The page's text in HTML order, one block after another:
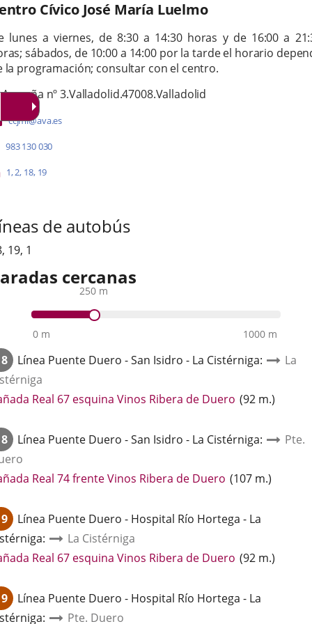
Cívico José María Luelmo
lunes a viernes, de 8:30 a 14:30 horas y de 16:00 a
sábados, de 10:00 a 14:00 por la tarde el horario
la programación; consultar con el centro.
nº 3.Valladolid.47008.Valladolid
Email
ccjml@ava.es
Phones
983 130 030
Líneas
1Enlace
externa.
,2Enlace
externa.
, 18Enlace
externa.
, 19Enlace
externa.
de autobús
, 19, 1
cercanas
0 m
250 m
1000 m
Línea Puente Duero - San Isidro - La Cistérniga:
La
Real 67 esquina Vinos Ribera de Duero Enlace
aplicación
(92 m.)
Línea Puente Duero - San Isidro - La Cistérniga:
Pte.
Real 74 frente Vinos Ribera de Duero Enlace
aplicación
(107 m.)
Línea Puente Duero - Hospital Río Hortega - La
:
La Cistérniga
Real 67 esquina Vinos Ribera de Duero Enlace
aplicación
(92 m.)
Línea Puente Duero - Hospital Río Hortega - La
: Pte. Duero